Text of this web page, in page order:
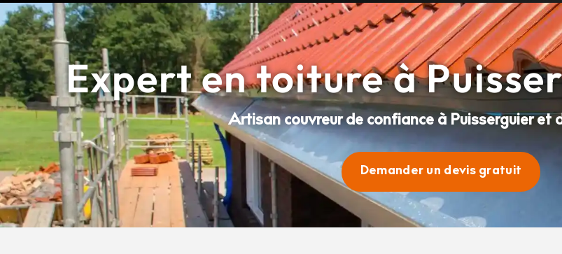
Expert en toiture à
Artisan couvreur de confiance à Puisserguier et
Demander un devis gratuit